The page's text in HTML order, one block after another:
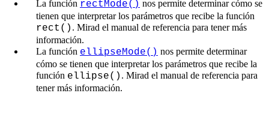
La función rectMode() nos permite determinar cómo se
tienen que interpretar los parámetros que recibe la función
rect() . Mirad el manual de referencia para tener más
información.
La función ellipseMode() nos permite determinar
cómo se tienen que interpretar los parámetros que recibe la
función ellipse() . Mirad el manual de referencia para
tener más información.